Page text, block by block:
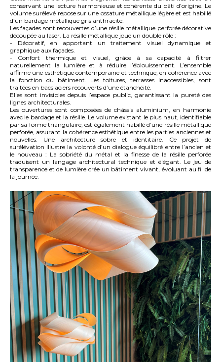
conservant une lecture harmonieuse et cohérente du bâti d’origine. Le
volume surélevé repose sur une ossature métallique légère et est habillé
d’un bardage métallique gris anthracite.
Les façades sont recouvertes d’une résille métallique perforée décorative
découpée au laser. La résille métallique joue un double rôle :
- Décoratif, en apportant un traitement visuel dynamique et
graphique aux façades.
- Confort thermique et visuel, grâce à sa capacité à filtrer
naturellement la lumière et à réduire l’éblouissement. L’ensemble
affirme une esthétique contemporaine et technique, en cohérence avec
la fonction du bâtiment. Les toitures, terrasses inaccessibles, sont
traitées en bacs aciers recouverts d’une étanchéité.
Elles sont invisibles depuis l’espace public, garantissant la pureté des
lignes architecturales.
Les ouvertures sont composées de châssis aluminium, en harmonie
avec le bardage et la résille. Le volume existant le plus haut, identifiable
par sa forme triangulaire, est également habillé d’une résille métallique
perforée, assurant la cohérence esthétique entre les parties anciennes et
nouvelles. Une architecture sobre et identitaire. Ce projet de
surélévation illustre la volonté d’un dialogue équilibré entre l’ancien et
le nouveau : La sobriété du métal et la finesse de la résille perforée
traduisent un langage architectural technique et élégant. Le jeu de
transparence et de lumière crée un bâtiment vivant, évoluant au fil de
la journée.